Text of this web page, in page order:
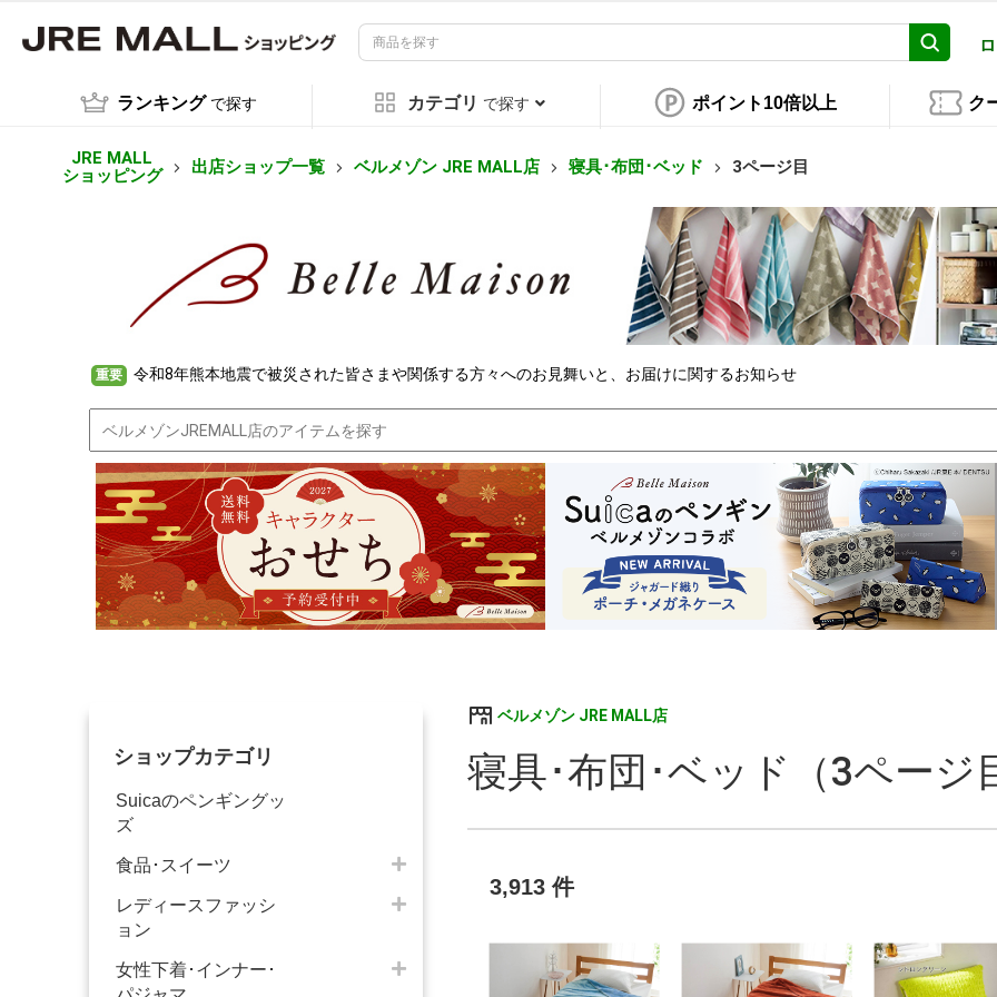
ランキング で探す カテゴリ で探す ポイント10倍以上 ク
JRE MALL
ショッピング
出店ショップ一覧 ベルメゾン JRE MALL店 寝具･布団･ベッド 3ページ目
重要 令和8年熊本地震で被災された皆さまや関係する方々へのお見舞いと、お届けに関するお知らせ
ショップカテゴリ
Suicaのペンギングッ
ズ
食品･スイーツ
レディースファッシ
ョン
女性下着･インナー･
ベルメゾン JRE MALL店
寝具･布団･ベッド（3ページ
3,913 件